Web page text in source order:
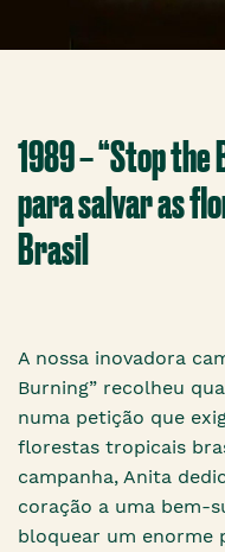
1989 – “Stop the
para salvar as
Brasil
A nossa inovadora
Burning” recolheu
numa petição que
florestas tropicais
campanha, Anita
coração a uma bem-
bloquear um enorme